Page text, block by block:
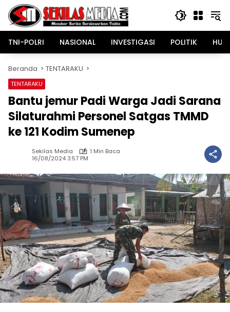
Langsung
konten
TNI-POLRI
NASIONAL INVESTIGASI POLITIK
Beranda TENTARAKU
TENTARAKU
Bantu jemur Padi Warga Jadi Sarana
Silaturahmi Personel Satgas TMMD
ke 121 Kodim Sumenep
Sekilas Media
1 Min Baca
16/08/2024 3:57 PM